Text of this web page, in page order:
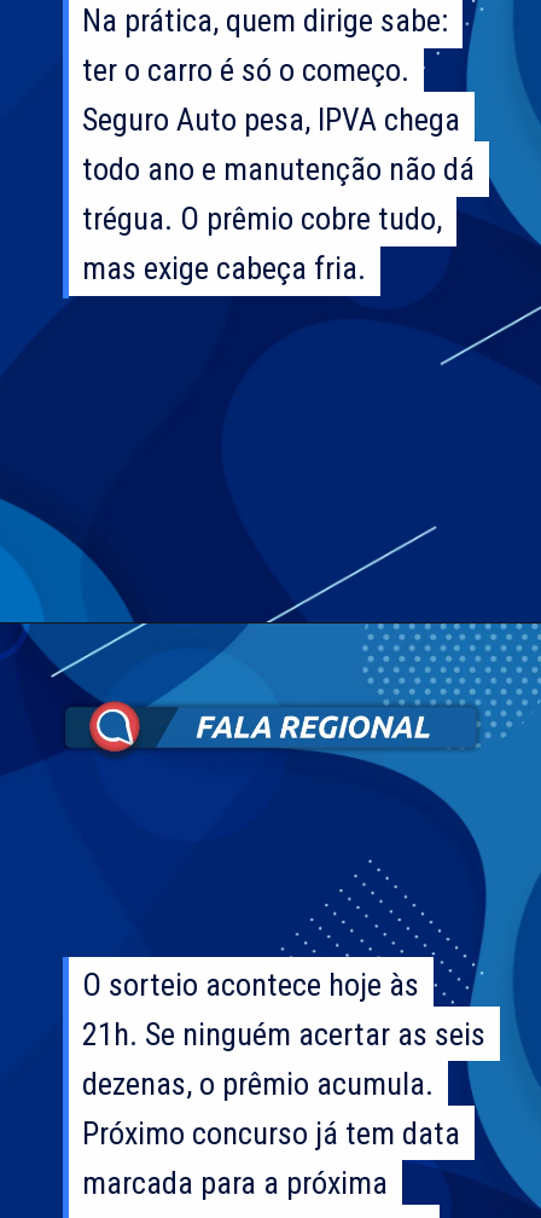
Na prática, quem dirige sabe:
ter o carro é só o começo.
Seguro Auto pesa, IPVA chega
todo ano e manutenção não dá
trégua. O prêmio cobre tudo,
mas exige cabeça fria.
Na prática, quem dirige sabe:
ter o carro é só o começo.
Seguro Auto pesa, IPVA chega
todo ano e manutenção não dá
trégua. O prêmio cobre tudo,
mas exige cabeça fria.
O sorteio acontece hoje às
21h. Se ninguém acertar as seis
dezenas, o prêmio acumula.
Próximo concurso já tem data
marcada para a próxima
O sorteio acontece hoje às
21h. Se ninguém acertar as seis
dezenas, o prêmio acumula.
Próximo concurso já tem data
marcada para a próxima